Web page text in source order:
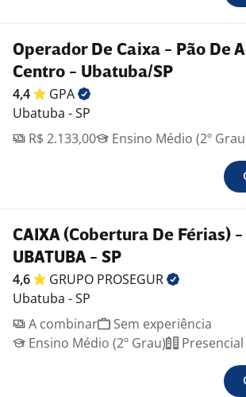
Operador De Caixa - Pão De
Centro - Ubatuba/SP
4,4
GPA
Ubatuba - SP
R$ 2.133,00
Ensino Médio (2º
CAIXA (Cobertura De Férias) -
UBATUBA - SP
4,6 GRUPO PROSEGUR
Ubatuba - SP
A combinar
Sem experiência
Ensino Médio (2º Grau)
Presencial